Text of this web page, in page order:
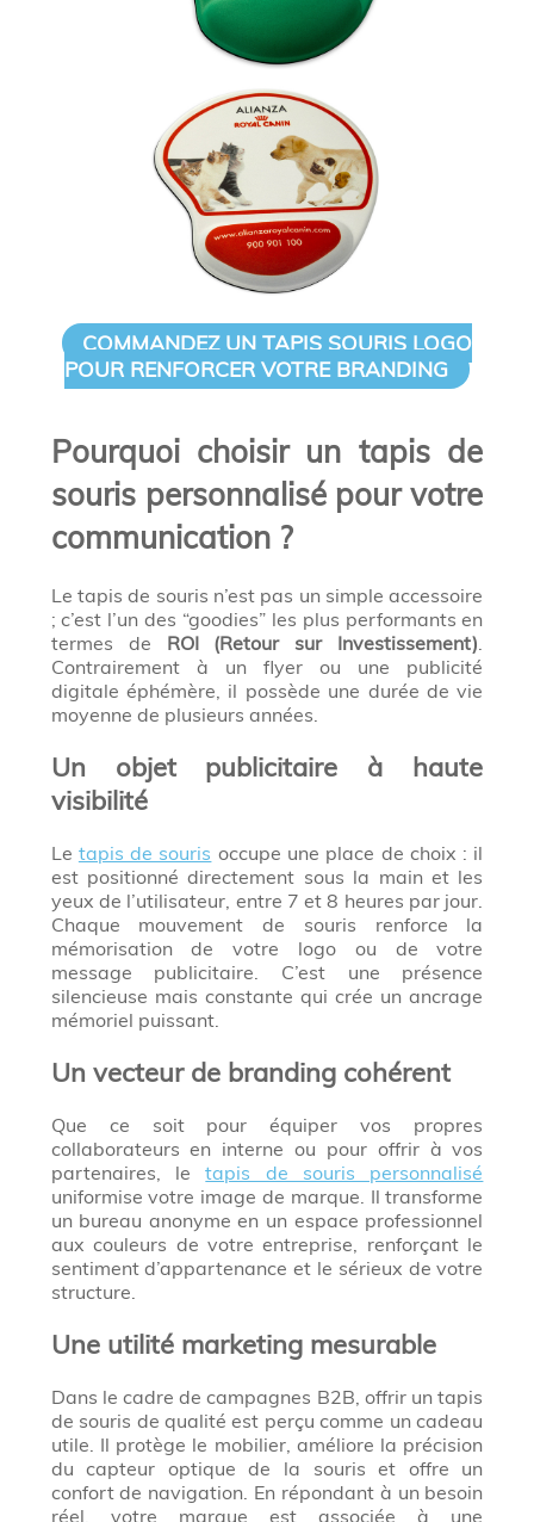
COMMANDEZ UN TAPIS SOURIS LOGO
POUR RENFORCER VOTRE BRANDING
Pourquoi choisir un tapis de
souris personnalisé pour votre
communication ?
Le tapis de souris n’est pas un simple accessoire
; c’est l’un des “goodies” les plus performants en
termes de ROI (Retour sur Investissement)
Contrairement à un flyer ou une publicité
digitale éphémère, il possède une durée de vie
moyenne de plusieurs années.
Un objet publicitaire à haute
visibilité
Le tapis de souris occupe une place de choix : il
est positionné directement sous la main et les
yeux de l’utilisateur, entre 7 et 8 heures par jour.
Chaque mouvement de souris renforce la
mémorisation de votre logo ou de votre
message publicitaire. C’est une présence
silencieuse mais constante qui crée un ancrage
mémoriel puissant.
Un vecteur de branding cohérent
Que ce soit pour équiper vos propres
collaborateurs en interne ou pour offrir à vos
partenaires, letapis de souris personnalisé
uniformise votre image de marque. Il transforme
un bureau anonyme en un espace professionnel
aux couleurs de votre entreprise, renforçant le
sentiment d’appartenance et le sérieux de votre
structure.
Une utilité marketing mesurable
Dans le cadre de campagnes B2B, offrir un tapis
de souris de qualité est perçu comme un cadeau
utile. Il protège le mobilier, améliore la précision
du capteur optique de la souris et offre un
confort de navigation. En répondant à un besoin
réel, votre marque est associée à une